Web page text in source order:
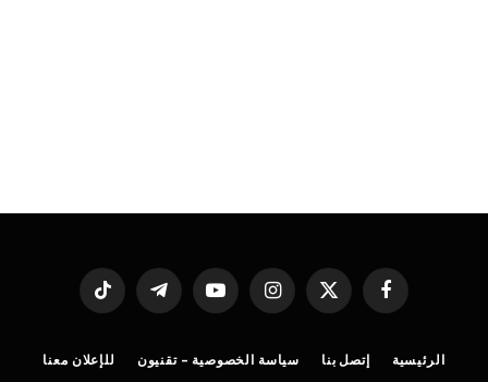
فيسبوك
X
الانستغراميوتيوب تيلقرام تيكتوك
الرئيسية إتصل بنا سياسة الخصوصية – تقنيون للإعلان معنا